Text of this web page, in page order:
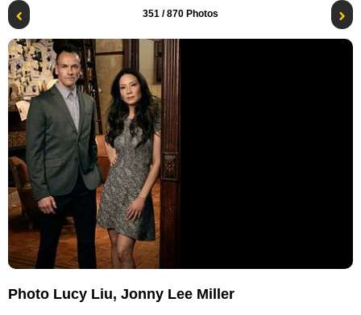
351 / 870 Photos
Photo Lucy Liu, Jonny Lee Miller